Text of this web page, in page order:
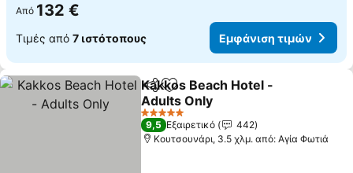
Από 132 €
Τιμές από 7 ιστότοπους Εμφάνιση τιμών
Κοινοποίηση
Προσθήκη στα αγαπημένα
Kakkos Beach Hotel -
Adults Only
5 Αστέρια
9,5 Εξαιρετικό
442
Κουτσουνάρι, 3.5 χλμ. από: Αγία Φωτιά